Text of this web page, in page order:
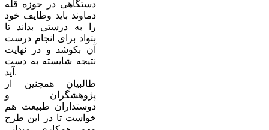
دستگاهی در حوزه قله
دماوند باید وظایف خود
را به درستی بداند تا
بتواد برای انجام درست
آن بکوشد و در نهایت
نتیجه شایسته به دست
آید.
طالبیان همچنین از
پژوهشگران و
دوستداران طبیعت هم
خواست تا در این طرح